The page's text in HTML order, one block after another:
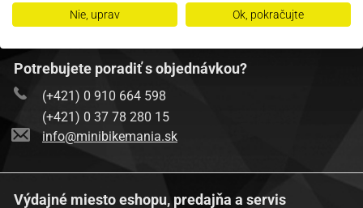
Potrebujete poradiť s objednávkou?
(+421) 0 910 664 598
(+421) 0 37 78 280 15
info@minibikemania.sk
Výdajné miesto eshopu, predajňa a servis
Nie, uprav Ok, pokračujte